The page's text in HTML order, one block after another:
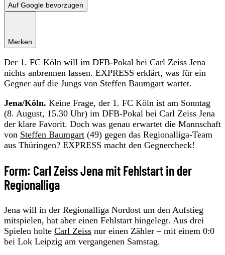
Auf Google bevorzugen
Merken
Der 1. FC Köln will im DFB-Pokal bei Carl Zeiss Jena
nichts anbrennen lassen. EXPRESS erklärt, was für ein
Gegner auf die Jungs von Steffen Baumgart wartet.
Jena/Köln. Keine Frage, der 1. FC Köln ist am Sonntag
(8. August, 15.30 Uhr) im DFB-Pokal bei Carl Zeiss Jena
der klare Favorit. Doch was genau erwartet die Mannschaft
von Steffen Baumgart (49) gegen das Regionalliga-Team
aus Thüringen? EXPRESS macht den Gegnercheck!
Form: Carl Zeiss Jena mit Fehlstart in der
Regionalliga
Jena will in der Regionalliga Nordost um den Aufstieg
mitspielen, hat aber einen Fehlstart hingelegt. Aus drei
Spielen holte Carl Zeiss nur einen Zähler – mit einem 0:0
bei Lok Leipzig am vergangenen Samstag.